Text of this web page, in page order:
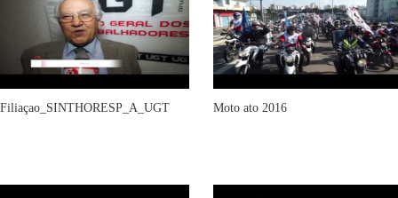
Filiaçao_SINTHORESP_A_UGT Moto ato 2016